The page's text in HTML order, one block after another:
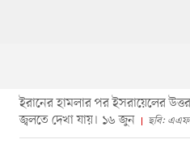
ইরানের হামলার পর ইসরায়েলের
জ্বলতে দেখা যায়। ১৬ জুন
ছবি: